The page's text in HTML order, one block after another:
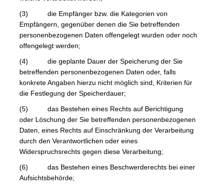
(3) die Empfänger bzw. die Kategorien von
Empfängern, gegenüber denen die Sie betreffenden
personenbezogenen Daten offengelegt wurden oder noch
offengelegt werden;
(4) die geplante Dauer der Speicherung der Sie
betreffenden personenbezogenen Daten oder, falls
konkrete Angaben hierzu nicht möglich sind, Kriterien für
die Festlegung der Speicherdauer;
(5) das Bestehen eines Rechts auf Berichtigung
oder Löschung der Sie betreffenden personenbezogenen
Daten, eines Rechts auf Einschränkung der Verarbeitung
durch den Verantwortlichen oder eines
Widerspruchsrechts gegen diese Verarbeitung;
(6) das Bestehen eines Beschwerderechts bei einer
Aufsichtsbehörde;